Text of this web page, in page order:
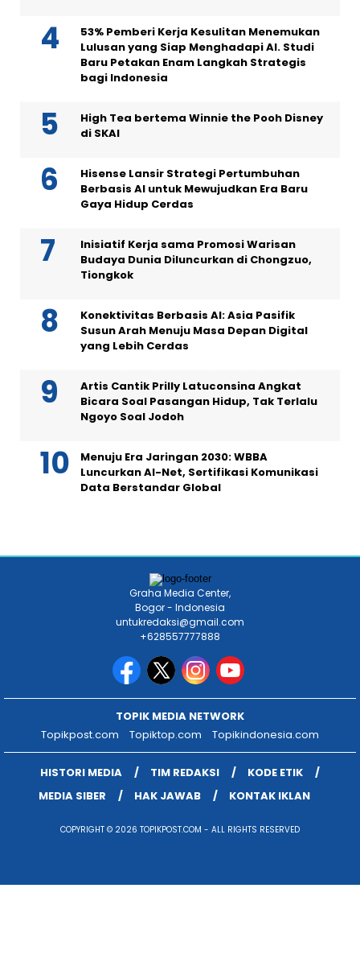
53% Pemberi Kerja Kesulitan Menemukan
Lulusan yang Siap Menghadapi AI. Studi
Baru Petakan Enam Langkah Strategis
bagi Indonesia
High Tea bertema Winnie the Pooh Disney
di SKAI
Hisense Lansir Strategi Pertumbuhan
Berbasis AI untuk Mewujudkan Era Baru
Gaya Hidup Cerdas
Inisiatif Kerja sama Promosi Warisan
Budaya Dunia Diluncurkan di Chongzuo,
Tiongkok
Konektivitas Berbasis AI: Asia Pasifik
Susun Arah Menuju Masa Depan Digital
yang Lebih Cerdas
Artis Cantik Prilly Latuconsina Angkat
Bicara Soal Pasangan Hidup, Tak Terlalu
Ngoyo Soal Jodoh
Menuju Era Jaringan 2030: WBBA
Luncurkan AI-Net, Sertifikasi Komunikasi
Data Berstandar Global
Graha Media Center,
Bogor - Indonesia
untukredaksi@gmail.com
+628557777888
TOPIK MEDIA NETWORK
Topikpost.com
Topiktop.com Topikindonesia.com
HISTORI MEDIA TIM REDAKSI
KODE ETIK
MEDIA SIBER
HAK JAWAB KONTAK IKLAN
COPYRIGHT © 2026 TOPIKPOST.COM - ALL RIGHTS RESERVED